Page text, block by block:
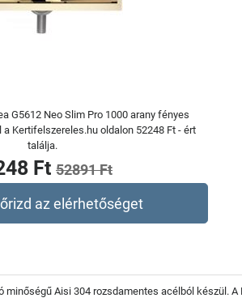
G5612 Neo Slim Pro 1000 arany fényes
a Kertifelszereles.hu oldalon 52248 Ft - ért
találja.
Ft 52891 Ft
az elérhetőséget
Aisi 304 rozsdamentes acélból készül.